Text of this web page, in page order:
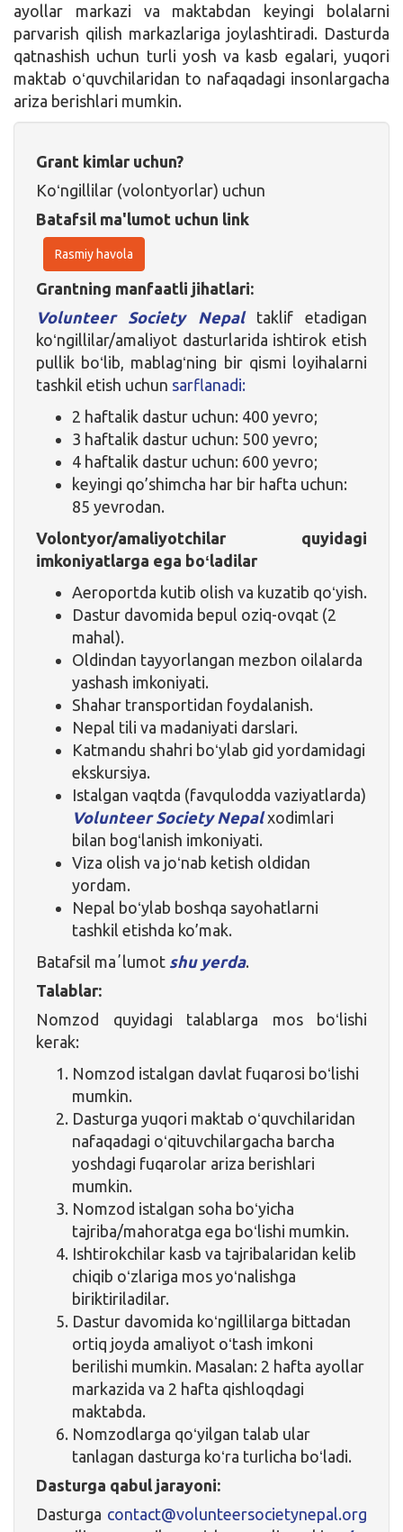
ayollar markazi va maktabdan keyingi bolalarni
parvarish qilish markazlariga joylashtiradi. Dasturda
qatnashish uchun turli yosh va kasb egalari, yuqori
maktab oʻquvchilaridan to nafaqadagi insonlargacha
ariza berishlari mumkin.
Grant kimlar uchun?
Koʻngillilar (volontyorlar) uchun
Batafsil ma'lumot uchun link
Rasmiy havola
Grantning manfaatli jihatlari:
Volunteer Society Nepaltaklif etadigan
koʻngillilar/amaliyot dasturlarida ishtirok etish
pullik boʻlib, mablagʻning bir qismi loyihalarni
tashkil etish uchun sarflanadi:
2 haftalik dastur uchun: 400 yevro;
3 haftalik dastur uchun: 500 yevro;
4 haftalik dastur uchun: 600 yevro;
keyingi qo’shimcha har bir hafta uchun:
85 yevrodan.
Volontyor/amaliyotchilar quyidagi
imkoniyatlarga ega boʻladilar
Aeroportda kutib olish va kuzatib qoʻyish.
Dastur davomida bepul oziq-ovqat (2
mahal).
Oldindan tayyorlangan mezbon oilalarda
yashash imkoniyati.
Shahar transportidan foydalanish.
Nepal tili va madaniyati darslari.
Katmandu shahri boʻylab gid yordamidagi
ekskursiya.
Istalgan vaqtda (favqulodda vaziyatlarda)
Volunteer Society Nepalxodimlari
bilan bogʻlanish imkoniyati.
Viza olish va joʻnab ketish oldidan
yordam.
Nepal boʻylab boshqa sayohatlarni
tashkil etishda ko’mak.
Batafsil maʼlumot shu yerda.
Talablar:
Nomzod quyidagi talablarga mos boʻlishi
kerak:
Nomzod istalgan davlat fuqarosi boʻlishi
mumkin.
Dasturga yuqori maktab oʻquvchilaridan
nafaqadagi oʻqituvchilargacha barcha
yoshdagi fuqarolar ariza berishlari
mumkin.
Nomzod istalgan soha boʻyicha
tajriba/mahoratga ega boʻlishi mumkin.
Ishtirokchilar kasb va tajribalaridan kelib
chiqib oʻzlariga mos yoʻnalishga
biriktiriladilar.
Dastur davomida koʻngillilarga bittadan
ortiq joyda amaliyot oʻtash imkoni
berilishi mumkin. Masalan: 2 hafta ayollar
markazida va 2 hafta qishloqdagi
maktabda.
Nomzodlarga qoʻyilgan talab ular
tanlagan dasturga koʻra turlicha boʻladi.
Dasturga qabul jarayoni:
Dasturga contact@volunteersocietynepal.org